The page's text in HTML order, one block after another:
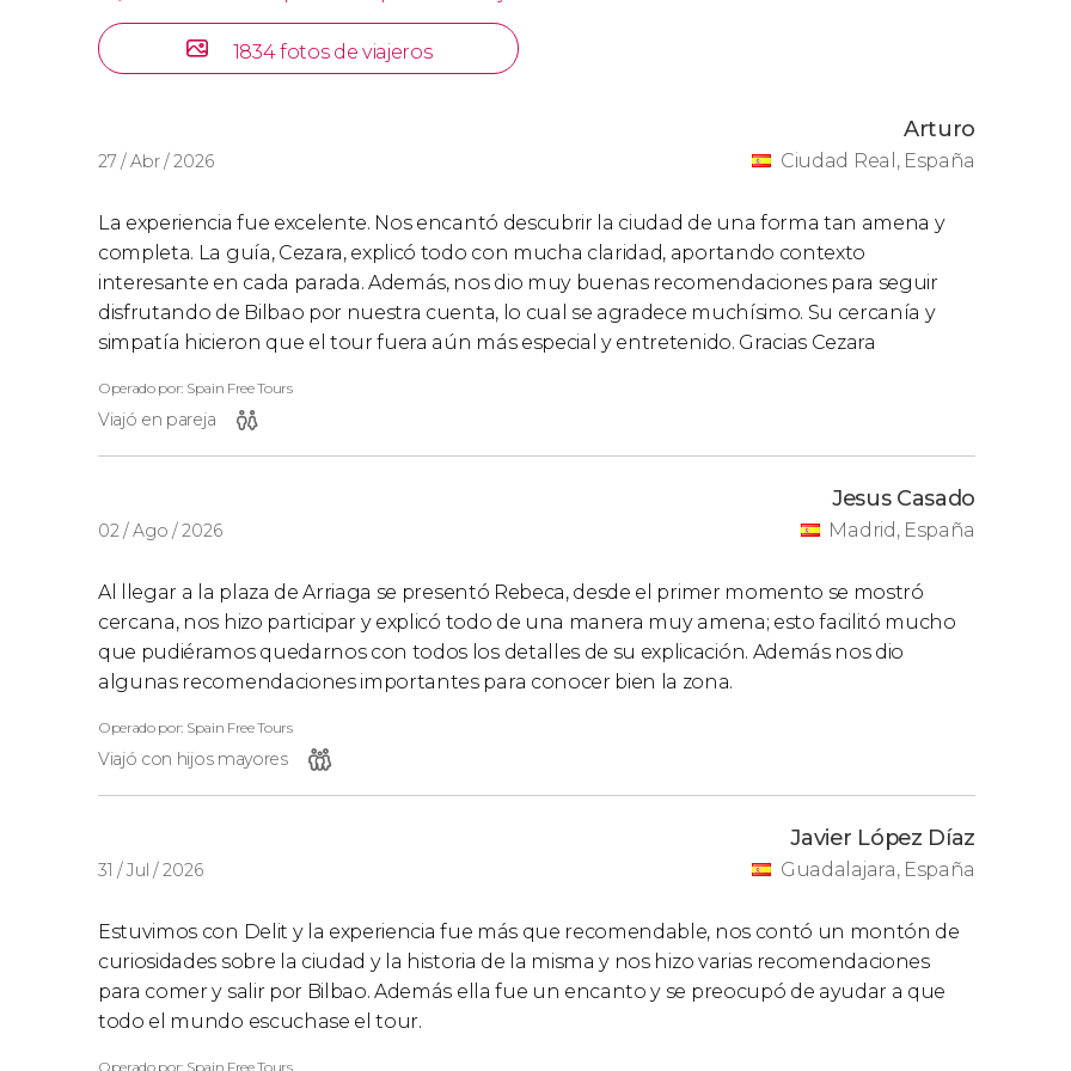
1834 fotos de viajeros
27 / Abr / 2026
Arturo
Ciudad Real, España
La experiencia fue excelente. Nos encantó descubrir la ciudad de una forma tan amena y
completa. La guía, Cezara, explicó todo con mucha claridad, aportando contexto
interesante en cada parada. Además, nos dio muy buenas recomendaciones para seguir
disfrutando de Bilbao por nuestra cuenta, lo cual se agradece muchísimo. Su cercanía y
simpatía hicieron que el tour fuera aún más especial y entretenido. Gracias Cezara
Operado por: Spain Free Tours
Viajó en pareja
02 / Ago / 2026
Jesus Casado
Madrid, España
Al llegar a la plaza de Arriaga se presentó Rebeca, desde el primer momento se mostró
cercana, nos hizo participar y explicó todo de una manera muy amena; esto facilitó mucho
que pudiéramos quedarnos con todos los detalles de su explicación. Además nos dio
algunas recomendaciones importantes para conocer bien la zona.
Operado por: Spain Free Tours
Viajó con hijos mayores
31 / Jul / 2026
Javier López Díaz
Guadalajara, España
Estuvimos con Delit y la experiencia fue más que recomendable, nos contó un montón de
curiosidades sobre la ciudad y la historia de la misma y nos hizo varias recomendaciones
para comer y salir por Bilbao. Además ella fue un encanto y se preocupó de ayudar a que
todo el mundo escuchase el tour.
Operado por: Spain Free Tours